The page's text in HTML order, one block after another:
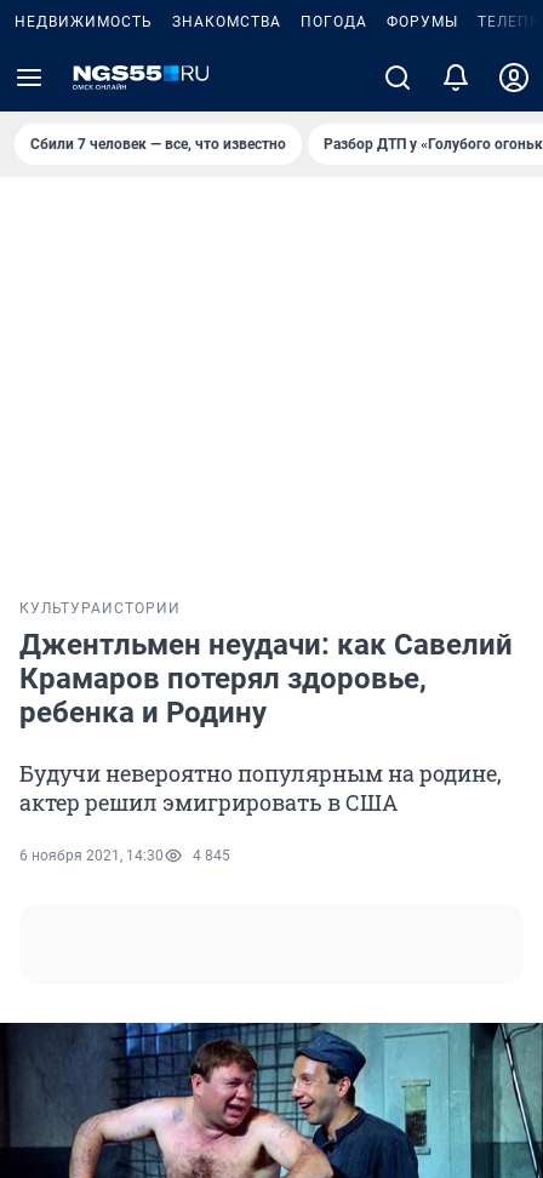
НЕДВИЖИМОСТЬ ЗНАКОМСТВА ПОГОДА ФОРУМЫ
Сбили 7 человек — все, что известно Разбор ДТП у «Голубого
КУЛЬТУРА ИСТОРИИ
Джентльмен неудачи: как Савелий
Крамаров потерял здоровье,
ребенка и Родину
Будучи невероятно популярным на родине,
актер решил эмигрировать в США
6 ноября 2021, 14:30 4 845